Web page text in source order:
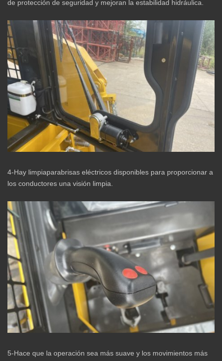
de protección de seguridad y mejoran la estabilidad hidráulica.
4-Hay limpiaparabrisas eléctricos disponibles para proporcionar a
los conductores una visión limpia.
5-Hace que la operación sea más suave y los movimientos más